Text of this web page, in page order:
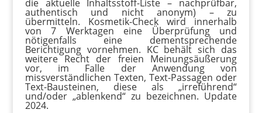
die aktuelle Inhaltsstoff-Liste – nachprüfbar,
authentisch und nicht anonym) – zu
übermitteln. Kosmetik-Check wird innerhalb
von 7 Werktagen eine Überprüfung und
nötigenfalls eine dementsprechende
Berichtigung vornehmen. KC behält sich das
weitere Recht der freien Meinungsäußerung
vor, im Falle der Anwendung von
missverständlichen Texten, Text-Passagen oder
Text-Bausteinen, diese als „irreführend“
und/oder „ablenkend“ zu bezeichnen. Update
2024.